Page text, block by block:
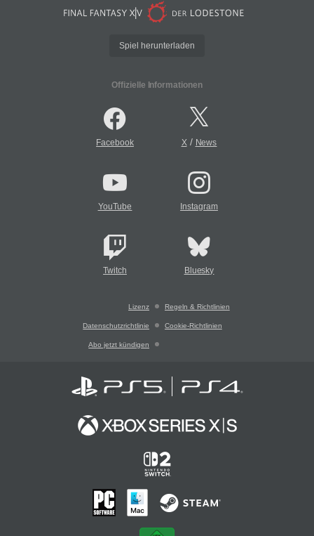
Spiel herunterladen
Offizielle Informationen
Facebook X/ News
YouTube Instagram
Twitch Bluesky
Lizenz Regeln & Richtlinien
Datenschutzrichtlinie Cookie-Richtlinien
Abo jetzt kündigen